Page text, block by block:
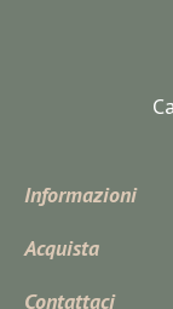
Informazioni
Acquista
Contattaci